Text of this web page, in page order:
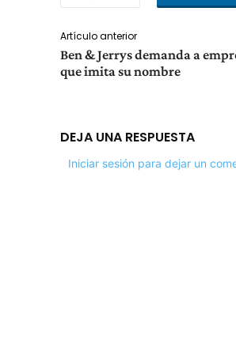
Artículo anterior
Ben & Jerrys demanda a
que imita su nombre
DEJA UNA RESPUESTA
Iniciar sesión para dejar un